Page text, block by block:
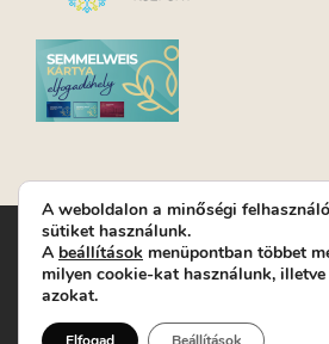
Turay Ida Színház Közhasznú
helyszín: Turay Ida Színház 1089
Levelezési cím: 1089 Budapest,
A weboldalon a minőségi
sütiket használunk.
A beállítások menüpontban többet
milyen cookie-kat használunk,
azokat.